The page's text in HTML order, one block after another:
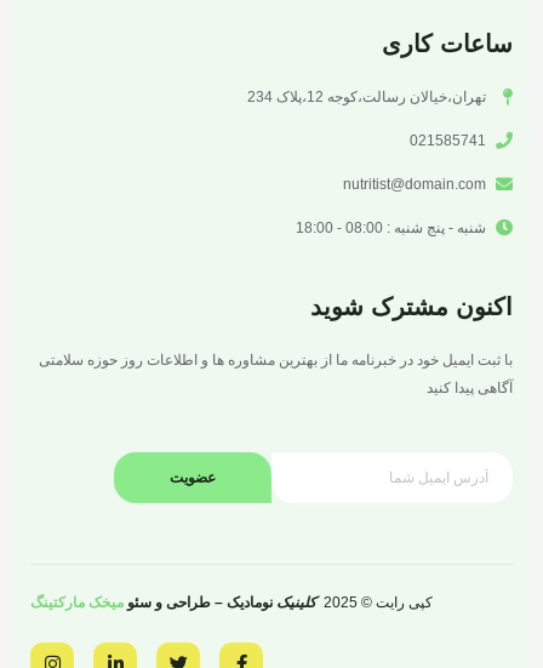
ساعات کاری
تهران،خیالان رسالت،کوجه 12،پلاک 234
021585741
nutritist@domain.com
شنبه - پنج شنبه : 08:00 - 18:00
اکنون مشترک شوید
با ثبت ایمیل خود در خبرنامه ما از بهترین مشاوره ها و اطلاعات روز حوزه سلامتی
آگاهی پیدا کنید
عضویت
کپی رایت © 2025 کلینیک نومادیک – طراحی و سئو میخک مارکتینگ
F
L
I